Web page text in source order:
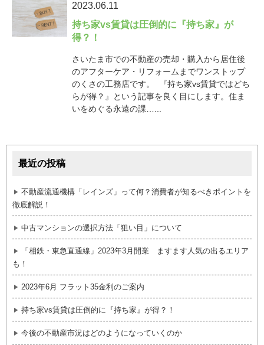
2023.06.11
持ち家vs賃貸は圧倒的に『持ち家』が
得？！
さいたま市での不動産の売却・購入から居住後
のアフターケア・リフォームまでワンストップ
のくさの工務店です。 『持ち家vs賃貸ではどち
らが得？』という記事を良く目にします。住ま
いをめぐる永遠の課…...
最近の投稿
不動産流通機構「レインズ」って何？消費者が知るべきポイントを
徹底解説！
中古マンションの選択方法「狙い目」について
「相鉄・東急直通線」2023年3月開業 ますます人気の出るエリア
も！
2023年6月 フラット35金利のご案内
持ち家vs賃貸は圧倒的に『持ち家』が得？！
今後の不動産市況はどのようになっていくのか